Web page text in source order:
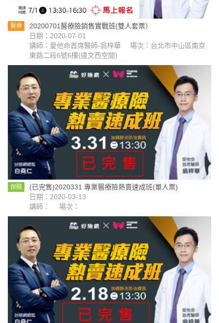
醫療
20200701醫療險銷售實戰班(雙人套票）
日期：2020-07-01
講師：愛他命首席醫師-翁梓華
場次：台北市中山區南京
東路二段6號6樓(達文西空間）
保險
(已完售)2020331 專業醫療險熱賣速成班(單人票)
日期：2020-03-13
講師：
場次：